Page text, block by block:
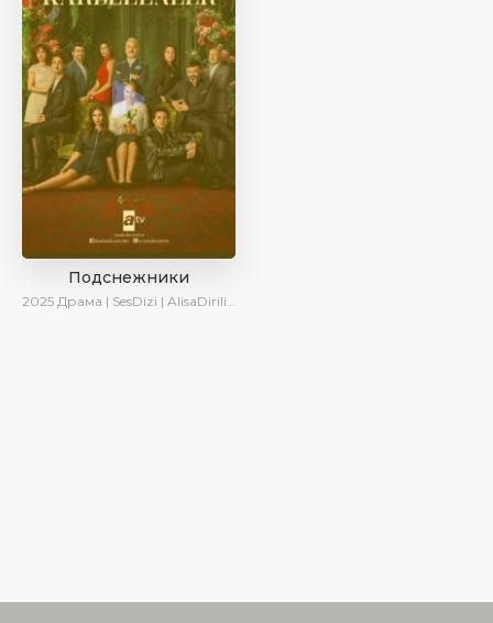
Подснежники
2025 Драма | SesDizi | AlisaDirilis | Новинки | Сериалы 2025